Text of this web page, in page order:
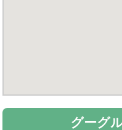
グーグ